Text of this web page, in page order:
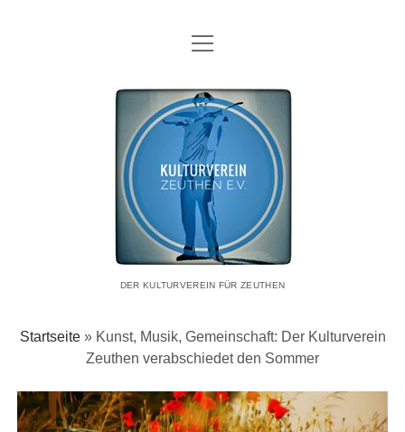
VEREIN
WER
VORSTAND
MITGLIEDSCHAFT
SPENDEN
KOOPERATIONSPARTNER
VERANSTALTUNGEN UND PROJEKTE
AKTUELL
RÜCKBLICK
VERANSTALTUNGEN IN DER REGION
UNSERE KÜNSTLER:INNEN
DATENSCHUTZERKLÄRUNG
IMPRESSUM
KONTAKT
Menü
öffnen
Kulturverein
Zeuthen
e.V.
DER KULTURVEREIN FÜR ZEUTHEN
Startseite» Kunst, Musik, Gemeinschaft: Der Kulturverein
Zeuthen verabschiedet den Sommer